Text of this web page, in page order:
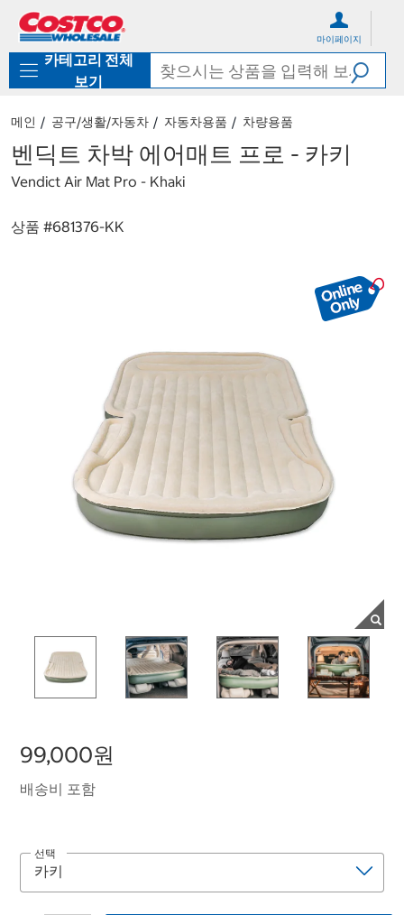
로
기
가
마이페이지
카테고리 전체
보기
메인 공구/생활/자동차 자동차용품 차량용품
벤딕트 차박 에어매트 프로 - 카키
Vendict Air Mat Pro - Khaki
상품 #681376-KK
99,000원
배송비 포함
선택